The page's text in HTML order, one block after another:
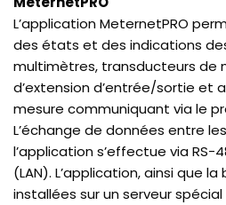
L’application MeternetPRO
des états et des indications
multimètres, transducteurs de
d’extension d’entrée/sortie et
mesure communiquant via le
L’échange de données entre
l’application s’effectue via RS-
(LAN). L’application, ainsi que
installées sur un serveur spécial